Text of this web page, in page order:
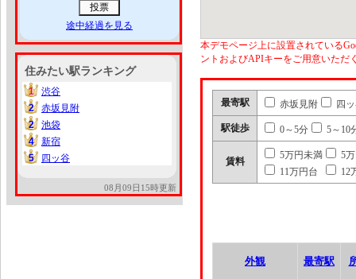
途中経過を見る
住みたい駅ランキング
1
1
渋谷
2
2
赤坂見附
2
2
池袋
4
4
新宿
5
5 四ッ谷
08月09日15時更新
本デモページ上に設置されている
ントおよびAPIキーをご用意いただ
最寄駅 赤坂見附 四
駅徒歩 0～5分 5～10
賃料
5万円未満
5
11万円台
12
外観 最寄駅